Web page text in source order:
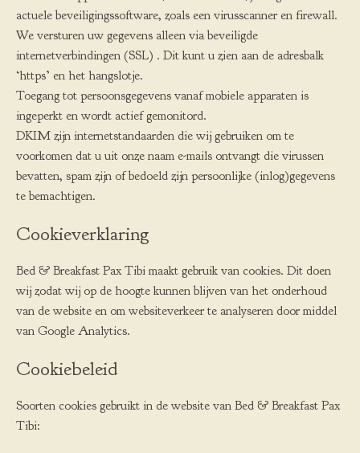
actuele beveiligingssoftware, zoals een virusscanner en firewall.
We versturen uw gegevens alleen via beveiligde
internetverbindingen (SSL) . Dit kunt u zien aan de adresbalk
‘https’ en het hangslotje.
Toegang tot persoonsgegevens vanaf mobiele apparaten is
ingeperkt en wordt actief gemonitord.
DKIM zijn internetstandaarden die wij gebruiken om te
voorkomen dat u uit onze naam e-mails ontvangt die virussen
bevatten, spam zijn of bedoeld zijn persoonlijke (inlog)gegevens
te bemachtigen.
Cookieverklaring
Bed & Breakfast Pax Tibi maakt gebruik van cookies. Dit doen
wij zodat wij op de hoogte kunnen blijven van het onderhoud
van de website en om websiteverkeer te analyseren door middel
van Google Analytics.
Cookiebeleid
Soorten cookies gebruikt in de website van Bed & Breakfast Pax
Tibi: